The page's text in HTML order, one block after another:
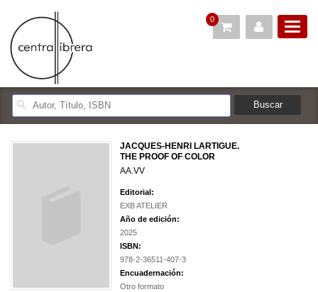
0
JACQUES-HENRI LARTIGUE.
THE PROOF OF COLOR
AA.VV
Editorial:
EXB ATELIER
Año de edición:
2025
ISBN:
978-2-36511-407-3
Encuadernación:
Otro formato